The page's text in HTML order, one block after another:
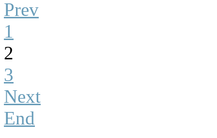
Prev
1
2
3
Next
End